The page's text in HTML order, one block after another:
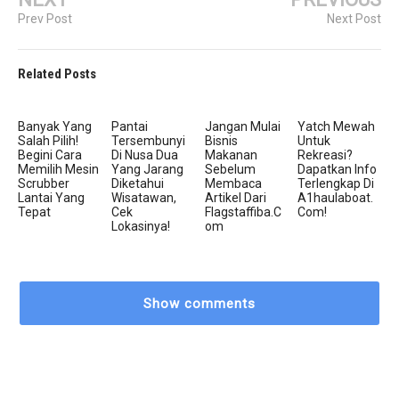
Prev Post Next Post
Related Posts
Banyak Yang
Salah Pilih!
Begini Cara
Memilih Mesin
Scrubber
Lantai Yang
Tepat
Pantai
Tersembunyi
Di Nusa Dua
Yang Jarang
Diketahui
Wisatawan,
Cek
Lokasinya!
Jangan Mulai
Bisnis
Makanan
Sebelum
Membaca
Artikel Dari
Flagstaffiba.c
Om
Yatch Mewah
Untuk
Rekreasi?
Dapatkan Info
Terlengkap Di
A1haulaboat.
Com!
Show comments